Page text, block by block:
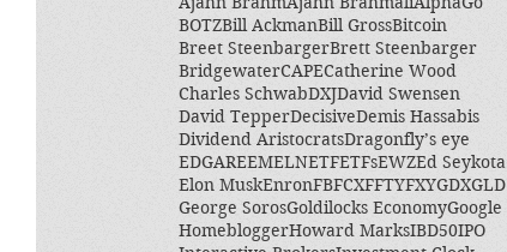
BOTZBill AckmanBill GrossBitcoin
Breet SteenbargerBrett Steenbarger
BridgewaterCAPECatherine Wood
Charles SchwabDXJDavid Swensen
David TepperDecisiveDemis Hassabis
Dividend AristocratsDragonfly’s eye
EDGAREEMELNETFETFsEWZEd Seykota
Elon MuskEnronFBFCXFFTYFXYGDXGLD
George SorosGoldilocks EconomyGoogle
HomebloggerHoward MarksIBD50IPO